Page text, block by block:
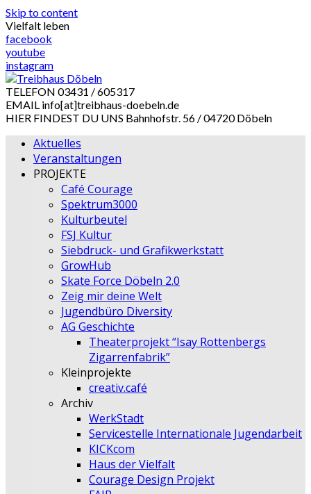
Skip to content
Vielfalt leben
facebook
youtube
instagram
TELEFON 03431 / 605317
EMAIL info[at]treibhaus-doebeln.de
HIER FINDEST DU UNS Bahnhofstr. 56 / 04720 Döbeln
Aktuelles
Veranstaltungen
PROJEKTE
Café Courage
Spektrum3000
Kulturbeutel
FSJ Kultur
Siebdruck- und Grafikwerkstatt
GrowHub
Skate Force Döbeln 2.0
Zeig mir deine Welt
Jugendbüro Diversity
AG Geschichte
Theaterprojekt “Isay Rottenbergs
Zigarrenfabrik”
Kleinprojekte
creativ.café
Archiv
WerkStadt
Servicestelle Internationale Jugendarbeit
KICKcom
Haus der Vielfalt
Courage Design Projekt